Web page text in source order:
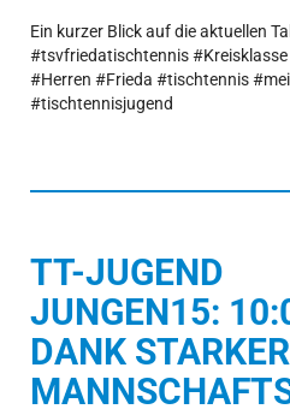
Ein kurzer Blick auf die aktuellen
#tsvfriedatischtennis
#Herren #Frieda #tischtennis
#tischtennisjugend
TT-JUGEND
JUNGEN15:
DANK STARKER